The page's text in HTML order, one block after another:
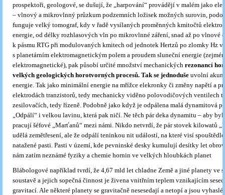
prospektoři, geologové, se dušují, že „harpování“ provádějí v malém jako
– vlnový a mikrovlnný průzkum podzemních ložisek možných surovin,
funguje velký tomograf, kdy v řadě vysílaných proměnných kmitočtů
energie, od délky rozhlasových vln po mikrovlnné záření, snad až po vlnové
k pásmu RTG při modulovaných kmitech od jednotek Hertzů po zlomky Hz
s planetárním elektromagnetickým polem a proudem sluneční energie
elektromagnetické), pak působí určité množství mechanických rezonancí
velkých geologických horotvorných procesů. Tak se jednoduše uvolní
energie. Tak jako minimální energie na mřížce elekronky či změny napětí a
elektrodách tranzistorů, tedy mechanicky viděno polovodičových ventilech
zesilovačích, tedy řízeně. Podobně jako když je odpálena malá dynamitová
„Odpálí“ i velkou lavinu, která pak ničí. Ne těch pár deka dynamitu – aby
pracují šéfové „Marťanů“ mezi námi. Nikdo netvrdí, že pár stovek kilowatů
udělá zemětřesení, ale že odpálí teninkou nit událostí, na které visí
natažené pasti. Pasti v území, kde pevninské desky kumulují desítky let
nám zatím neznámé fyziky a chemie hornin ve velkých hloubkách planet
Blábologové například tvrdí, že 4,67 mld let chladne Země a jiné planety ve
soustavě a jejich sopečná činnost je živena vnitřním teplem vznikajícím
gravitací. Ale některé planety se gravitačně nesesedají a netopí a jsou